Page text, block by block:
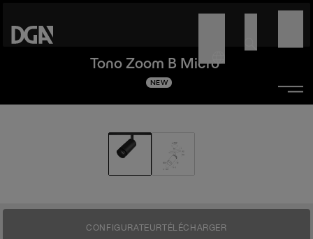
Tono Zoom B Micro
NEW
CONFIGURATEURTÉLÉCHARGER